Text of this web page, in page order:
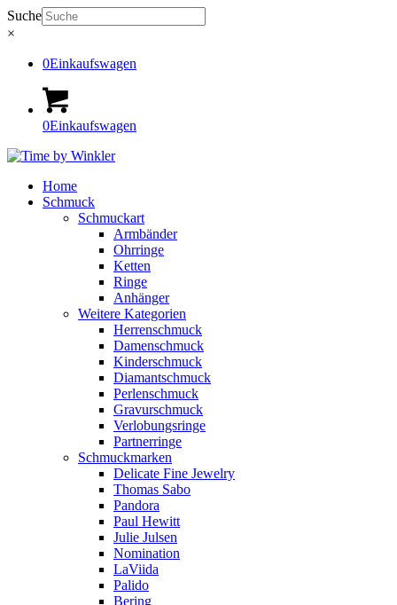
Suche
×
0Einkaufswagen
0Einkaufswagen
Home
Schmuck
Schmuckart
Armbänder
Ohrringe
Ketten
Ringe
Anhänger
Weitere Kategorien
Herrenschmuck
Damenschmuck
Kinderschmuck
Diamantschmuck
Perlenschmuck
Gravurschmuck
Verlobungsringe
Partnerringe
Schmuckmarken
Delicate Fine Jewelry
Thomas Sabo
Pandora
Paul Hewitt
Julie Julsen
Nomination
LaViida
Palido
Bering